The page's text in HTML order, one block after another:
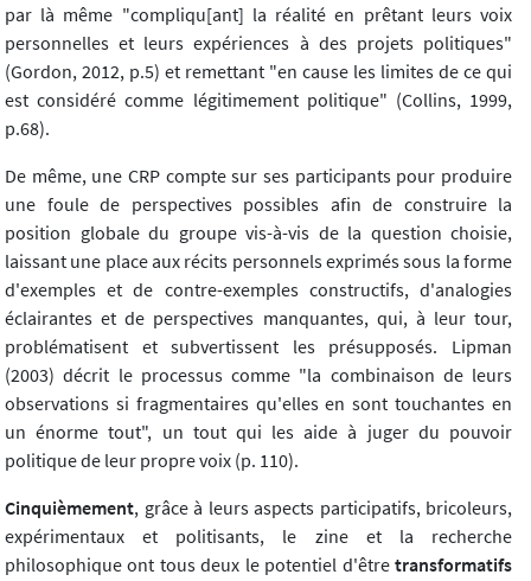
par là même "compliqu[ant] la réalité en prêtant leurs voix
personnelles et leurs expériences à des projets politiques"
(Gordon, 2012, p.5) et remettant "en cause les limites de ce qui
est considéré comme légitimement politique" (Collins, 1999,
p.68).
De même, une CRP compte sur ses participants pour produire
une foule de perspectives possibles afin de construire la
position globale du groupe vis-à-vis de la question choisie,
laissant une place aux récits personnels exprimés sous la forme
d'exemples et de contre-exemples constructifs, d'analogies
éclairantes et de perspectives manquantes, qui, à leur tour,
problématisent et subvertissent les présupposés. Lipman
(2003) décrit le processus comme "la combinaison de leurs
observations si fragmentaires qu'elles en sont touchantes en
un énorme tout", un tout qui les aide à juger du pouvoir
politique de leur propre voix (p. 110).
Cinquièmement, grâce à leurs aspects participatifs, bricoleurs,
expérimentaux et politisants, le zine et la recherche
philosophique ont tous deux le potentiel d'êtretransformatifs